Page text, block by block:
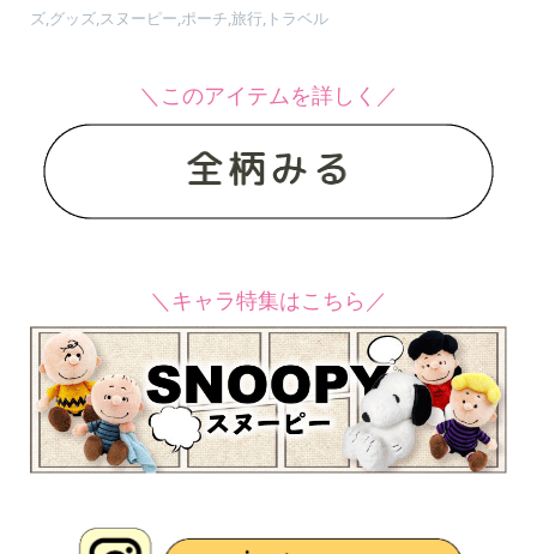
ズ,グッズ,スヌーピー,ポーチ,旅行,トラベル
＼このアイテムを詳しく／
＼キャラ特集はこちら／